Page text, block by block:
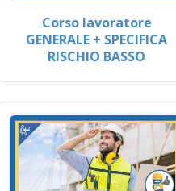
Corso lavoratore
GENERALE + SPECIFICA
RISCHIO BASSO